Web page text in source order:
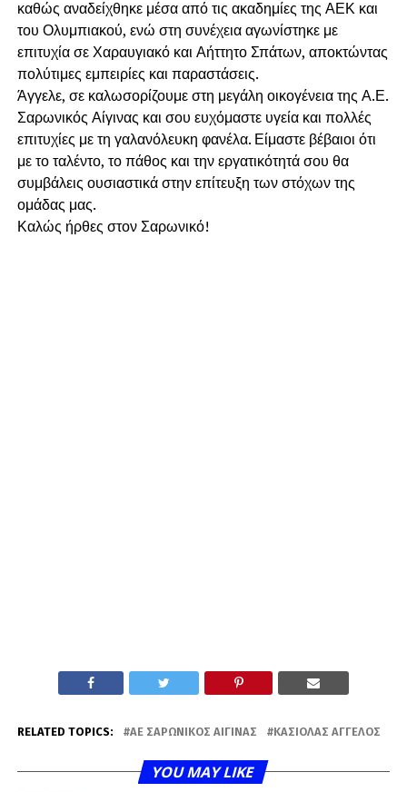
καθώς αναδείχθηκε μέσα από τις ακαδημίες της ΑΕΚ και
του Ολυμπιακού, ενώ στη συνέχεια αγωνίστηκε με
επιτυχία σε Χαραυγιακό και Αήττητο Σπάτων, αποκτώντας
πολύτιμες εμπειρίες και παραστάσεις.
Άγγελε, σε καλωσορίζουμε στη μεγάλη οικογένεια της Α.Ε.
Σαρωνικός Αίγινας και σου ευχόμαστε υγεία και πολλές
επιτυχίες με τη γαλανόλευκη φανέλα. Είμαστε βέβαιοι ότι
με το ταλέντο, το πάθος και την εργατικότητά σου θα
συμβάλεις ουσιαστικά στην επίτευξη των στόχων της
ομάδας μας.
Καλώς ήρθες στον Σαρωνικό!
RELATED TOPICS: AE ΣΑΡΩΝΙΚΌΣ ΑΊΓΙΝΑΣ ΚΑΣΙΌΛΑΣ ΆΓΓΕΛΟΣ
YOU MAY LIKE